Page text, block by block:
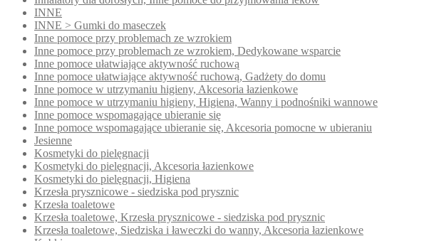
INNE
INNE > Gumki do maseczek
Inne pomoce przy problemach ze wzrokiem
Inne pomoce przy problemach ze wzrokiem, Dedykowane wsparcie
Inne pomoce ułatwiające aktywność ruchową
Inne pomoce ułatwiające aktywność ruchową, Gadżety do domu
Inne pomoce w utrzymaniu higieny, Akcesoria łazienkowe
Inne pomoce w utrzymaniu higieny, Higiena, Wanny i podnośniki wannowe
Inne pomoce wspomagające ubieranie się
Inne pomoce wspomagające ubieranie się, Akcesoria pomocne w ubieraniu
Jesienne
Kosmetyki do pielęgnacji
Kosmetyki do pielęgnacji, Akcesoria łazienkowe
Kosmetyki do pielęgnacji, Higiena
Krzesła prysznicowe - siedziska pod prysznic
Krzesła toaletowe
Krzesła toaletowe, Krzesła prysznicowe - siedziska pod prysznic
Krzesła toaletowe, Siedziska i ławeczki do wanny, Akcesoria łazienkowe